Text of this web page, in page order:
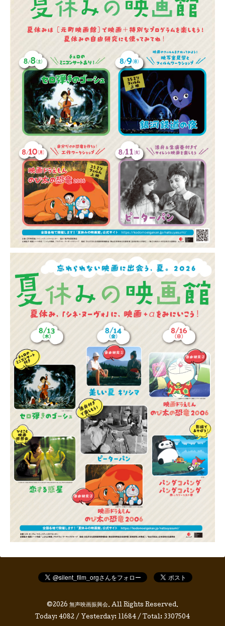
©2026 無声映画振興会. All Rights Reserved.
Today: 4082 / Yesterday: 11684 / Total: 3307504